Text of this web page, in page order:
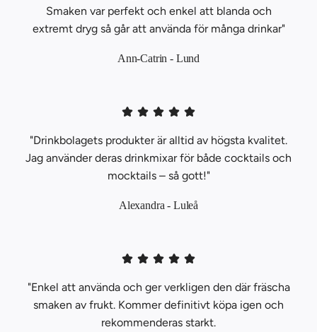
Smaken var perfekt och enkel att blanda och
extremt dryg så går att använda för många drinkar"
Ann-Catrin - Lund
"Drinkbolagets produkter är alltid av högsta kvalitet.
Jag använder deras drinkmixar för både cocktails och
mocktails – så gott!"
Alexandra - Luleå
"Enkel att använda och ger verkligen den där fräscha
smaken av frukt. Kommer definitivt köpa igen och
rekommenderas starkt.